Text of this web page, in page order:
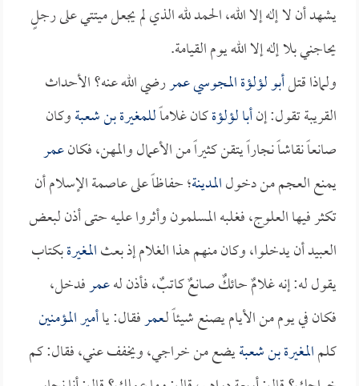
يشهد أن لا إله إلا الله، الحمد لله الذي لم يجعل ميتتي على رجلٍ
يحاجني بلا إله إلا الله يوم القيامة.
ولماذا قتلأبو لؤلؤة المجوسيعمررضي الله عنه؟ الأحداث
القريبة تقول: إنأبا لؤلؤةكان غلاماًللمغيرة بن شعبةوكان
صانعاً نقاشاً نجاراً يتقن كثيراً من الأعمال والمهن، فكانعمر
يمنع العجم من دخولالمدينة؛ حفاظاً على عاصمة الإسلام أن
تكثر فيها العلوج، فغلبه المسلمون وأثروا عليه حتى أذن لبعض
العبيد أن يدخلوا، وكان منهم هذا الغلام إذ بعثالمغيرةبكتاب
يقول له: إنه غلامٌ حائكٌ صانعٌ كاتبٌ، فأذن لهعمرفدخل،
فكان في يوم من الأيام يصنع شيئاً لـعمرفقال: ياأمير المؤمنين
كلمالمغيرة بن شعبةيضع من خراجي، ويخفف عني، فقال: كم